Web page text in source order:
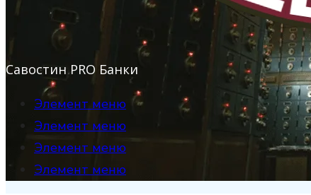
Савостин PRO Банки
Элемент меню
Элемент меню
Элемент меню
Элемент меню